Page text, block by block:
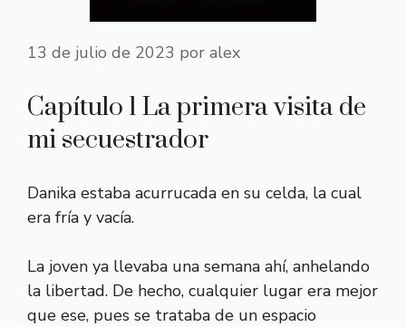
13 de julio de 2023 por alex
Capítulo 1 La primera visita de
mi secuestrador
Danika estaba acurrucada en su celda, la cual
era fría y vacía.
La joven ya llevaba una semana ahí, anhelando
la libertad. De hecho, cualquier lugar era mejor
que ese, pues se trataba de un espacio